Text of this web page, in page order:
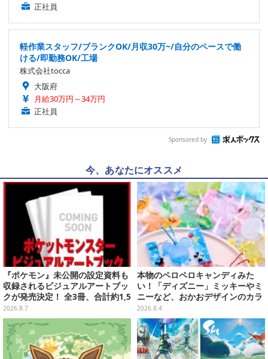
正社員
軽作業スタッフ/ブランクOK/月収30万~/自分のペースで働
ける/即勤務OK/工場
株式会社tocca
大阪府
月給30万円～34万円
正社員
Sponsored by
今、あなたにオススメ
『ポケモン』未公開の設定資料も
収録されるビジュアルアートブッ
クが発売決定！ 全3冊、合計約1,5
00ページの大ボリュームでシリー
ズ30年を振り返る
2026.8.7
本物のペロペロキャンディみた
い！「ディズニー」ミッキーやミ
ニーなど、おかおデザインのカラ
フルチャーム全10種が8月31日発
売
2026.8.4